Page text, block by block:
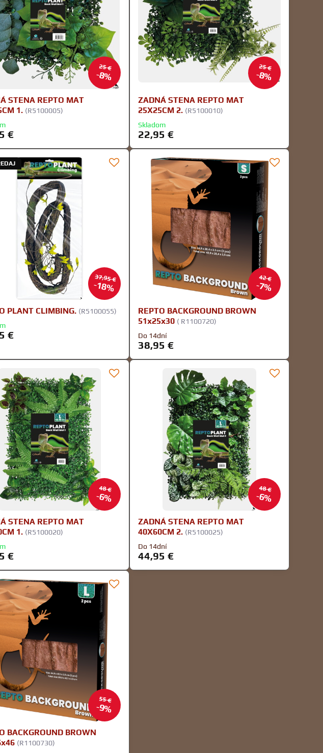
25 €
8%
STENA REPTO MAT
1. (R5100005)
€
25 €
8%
ZADNÁ STENA REPTO MAT
25X25CM 2. (R5100010)
Skladom
22,95 €
37,95 €
18%
PLANT CLIMBING. (R5100055)
€
42 €
7%
REPTO BACKGROUND BROWN
51x25x30 ( R1100720)
Do 14dní
38,95 €
48 €
6%
STENA REPTO MAT
1. (R5100020)
€
48 €
6%
ZADNÁ STENA REPTO MAT
40X60CM 2. (R5100025)
Do 14dní
44,95 €
55 €
9%
BACKGROUND BROWN
(R1100730)